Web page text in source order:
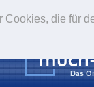
Cookies, die für